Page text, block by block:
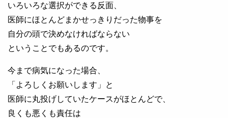
いろいろな選択ができる反面、
医師にほとんどまかせっきりだった物事を
自分の頭で決めなければならない
ということでもあるのです。
今まで病気になった場合、
「よろしくお願いします」と
医師に丸投げしていたケースがほとんどで、
良くも悪くも責任は